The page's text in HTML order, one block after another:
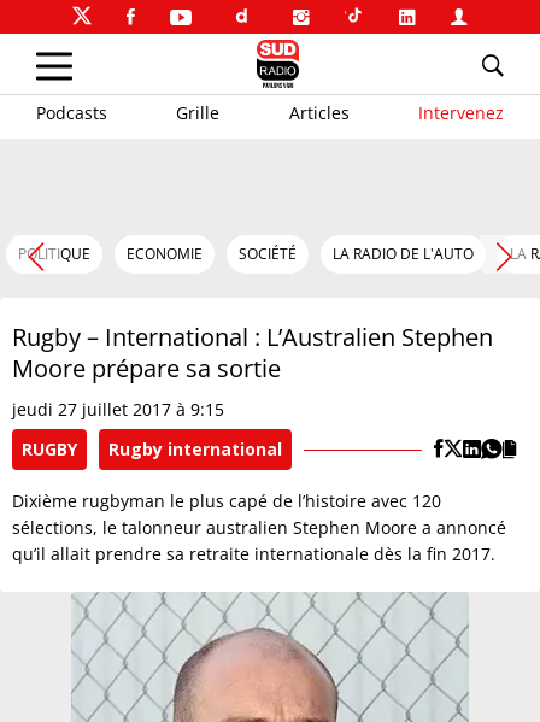
Podcasts Grille Articles Intervenez
POLITIQUE ECONOMIE SOCIÉTÉ LA RADIO DE L'AUTO LA
Rugby – International : L’Australien Stephen
Moore prépare sa sortie
jeudi 27 juillet 2017 à 9:15
RUGBY
Rugby international
Dixième rugbyman le plus capé de l’histoire avec 120
sélections, le talonneur australien Stephen Moore a annoncé
qu’il allait prendre sa retraite internationale dès la fin 2017.